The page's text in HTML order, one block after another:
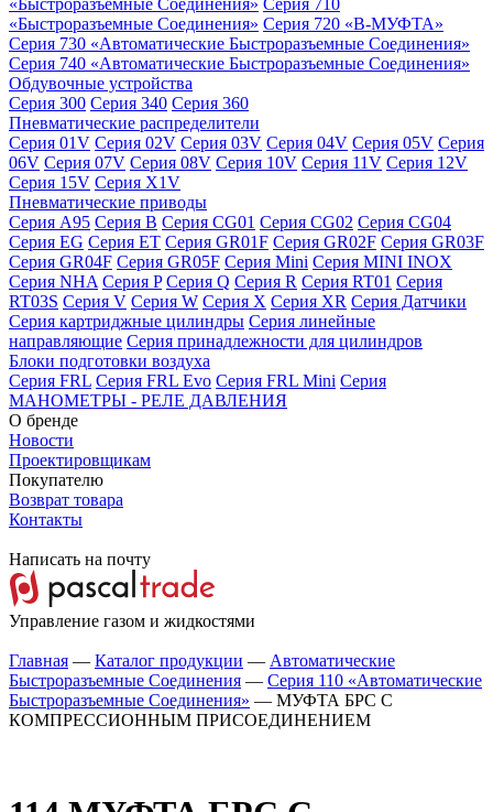
«Быстроразъемные Соединения» Серия 710
«Быстроразъемные Соединения» Серия 720 «B-МУФТА»
Серия 730 «Автоматические Быстроразъемные Соединения»
Серия 740 «Автоматические Быстроразъемные Соединения»
Обдувочные устройства
Серия 300 Серия 340 Серия 360
Пневматические распределители
Серия 01V Серия 02V Серия 03V Серия 04V Серия 05V Серия
06V Серия 07V Серия 08V Серия 10V Серия 11V Серия 12V
Серия 15V Серия X1V
Пневматические приводы
Серия A95 Серия B Серия CG01 Серия CG02 Серия CG04
Серия EG Серия ET Серия GR01F Серия GR02F Серия GR03F
Серия GR04F Серия GR05F Серия Mini Серия MINI INOX
Серия NHA Серия P Серия Q Серия R Серия RT01 Серия
RT03S Серия V Серия W Серия X Серия XR Серия Датчики
Серия картриджные цилиндры Серия линейные
направляющие Серия принадлежности для цилиндров
Блоки подготовки воздуха
Серия FRL Серия FRL Evo Серия FRL Mini Серия
МАНОМЕТРЫ - РЕЛЕ ДАВЛЕНИЯ
О бренде
Новости
Проектировщикам
Покупателю
Возврат товара
Контакты
Написать на почту
Управление газом и жидкостями
Главная — Каталог продукции — Автоматические
Быстроразъемные Соединения — Серия 110 «Автоматические
Быстроразъемные Соединения» — МУФТА БРС С
КОМПРЕССИОННЫМ ПРИСОЕДИНЕНИЕМ